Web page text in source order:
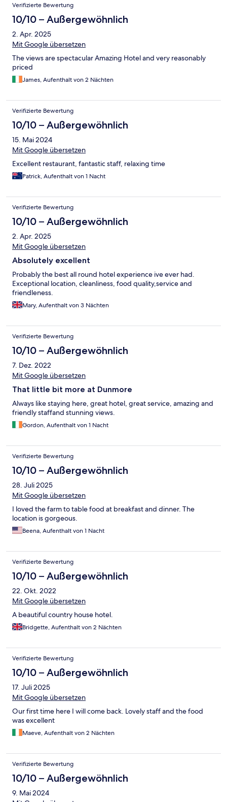
Verifizierte Bewertung
10/10 – Außergewöhnlich
2. Apr. 2025
Mit Google übersetzen
The views are spectacular Amazing Hotel and very reasonably
priced
James, Aufenthalt von 2 Nächten
Verifizierte Bewertung
10/10 – Außergewöhnlich
15. Mai 2024
Mit Google übersetzen
Excellent restaurant, fantastic staff, relaxing time
Patrick, Aufenthalt von 1 Nacht
Verifizierte Bewertung
10/10 – Außergewöhnlich
2. Apr. 2025
Mit Google übersetzen
Absolutely excellent
Probably the best all round hotel experience ive ever had.
Exceptional location, cleanliness, food quality,service and
friendleness.
Mary, Aufenthalt von 3 Nächten
Verifizierte Bewertung
10/10 – Außergewöhnlich
7. Dez. 2022
Mit Google übersetzen
That little bit more at Dunmore
Always like staying here, great hotel, great service, amazing and
friendly staffand stunning views.
Gordon, Aufenthalt von 1 Nacht
Verifizierte Bewertung
10/10 – Außergewöhnlich
28. Juli 2025
Mit Google übersetzen
I loved the farm to table food at breakfast and dinner. The
location is gorgeous.
Beena, Aufenthalt von 1 Nacht
Verifizierte Bewertung
10/10 – Außergewöhnlich
22. Okt. 2022
Mit Google übersetzen
A beautiful country house hotel.
Bridgette, Aufenthalt von 2 Nächten
Verifizierte Bewertung
10/10 – Außergewöhnlich
17. Juli 2025
Mit Google übersetzen
Our first time here I will come back. Lovely staff and the food
was excellent
Maeve, Aufenthalt von 2 Nächten
Verifizierte Bewertung
10/10 – Außergewöhnlich
9. Mai 2024